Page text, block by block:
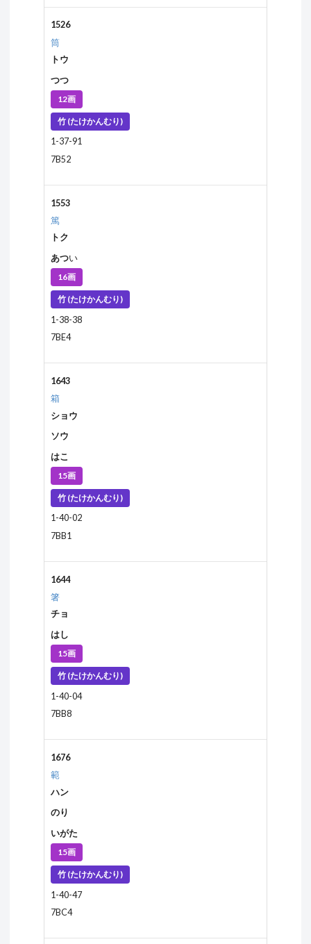
1526
筒
トウ
つつ
12画
竹 (たけかんむり)
1-37-91
7B52
1553
篤
トク
あつい
16画
竹 (たけかんむり)
1-38-38
7BE4
1643
箱
ショウ
ソウ
はこ
15画
竹 (たけかんむり)
1-40-02
7BB1
1644
箸
チョ
はし
15画
竹 (たけかんむり)
1-40-04
7BB8
1676
範
ハン
のり
いがた
15画
竹 (たけかんむり)
1-40-47
7BC4